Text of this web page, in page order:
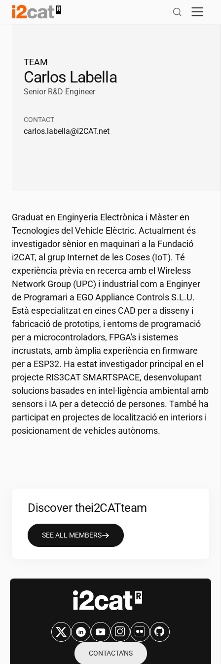
Salta
TEAM
Carlos Labella
Senior R&D Engineer
CONTACT
carlos.labella@i2CAT.net
Graduat en Enginyeria Electrònica i Màster en
Tecnologies del Vehicle Elèctric. Actualment és
investigador sènior en maquinari a la Fundació
i2CAT, al grup Internet de les Coses (IoT). Té
experiència prèvia en recerca amb el Wireless
Network Group (UPC) i industrial com a Enginyer
de Programari a EGO Appliance Controls S.L.U.
Està especialitzat en eines CAD per a disseny i
fabricació de prototips, i entorns de programació
per a microcontroladors, FPGA's i sistemes
incrustats, amb àmplia experiència en firmware
per a ESP32. Ha estat investigador principal en el
projecte RIS3CAT SMARTSPACE, desenvolupant
solucions basades en intel·ligència ambiental amb
sensors i IA per a detecció de persones. També ha
participat en projectes de localització en interiors i
posicionament de vehicles autònoms.
Discover thei2CATteam
SEE ALL MEMBERS
CONTACTA'NS